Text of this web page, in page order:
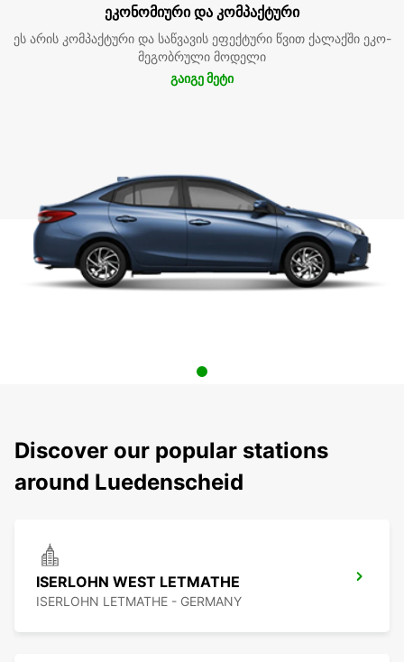
ეკონომიური და კომპაქტური
ეს არის კომპაქტური და საწვავის ეფექტური წვით ქალაქში ეკო-
მეგობრული მოდელი
გაიგე მეტი
Discover our popular stations
around Luedenscheid
ISERLOHN WEST LETMATHE
ISERLOHN LETMATHE - GERMANY